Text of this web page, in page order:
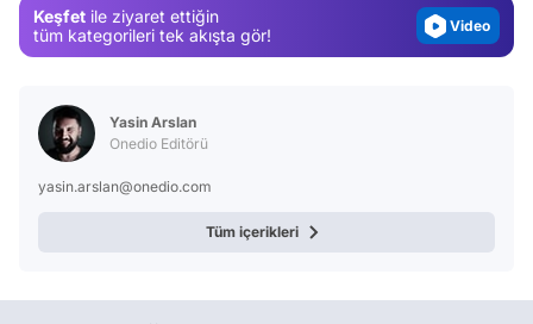
Keşfet ile ziyaret ettiğin
tüm kategorileri tek akışta gör!
Video
Yasin Arslan
Onedio Editörü
yasin.arslan@onedio.com
Tüm içerikleri